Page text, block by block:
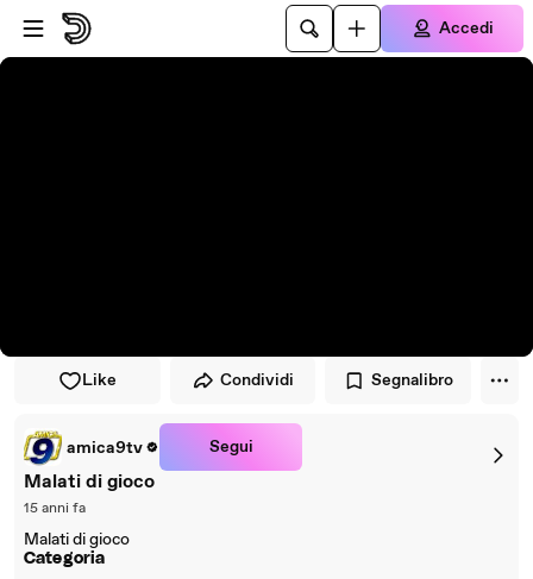
Vai al lettore
Passa al contenuto principale
Accedi
Like Condividi Segnalibro
amica9tv Segui
Malati di gioco
15 anni fa
Malati di gioco
Categoria